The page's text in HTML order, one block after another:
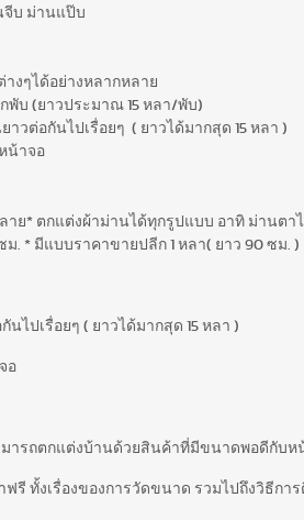
จีบ ม่านแป๊บ
างๆได้อย่างหลากหลาย
พับ (ยาวประมาณ 15 หลา/พับ)
วต่อกันไปเรื่อยๆ ( ยาวได้มากสุด 15 หลา )
น้าจอ
ย* ตกแต่งผ้าม่านได้ทุกรูปแบบ อาทิ ม่านต
ม. * มีแบบราคาขายปลีก 1 หลา( ยาว 90 ซม
ไปเรื่อยๆ ( ยาวได้มากสุด 15 หลา )
อ
ามารถตกแต่งบ้านด้วยสินค้าที่มีขนาดพอดีกับ
ฟรี ทั้งเรื่องของการวัดขนาด รวมไปถึงวิธีก